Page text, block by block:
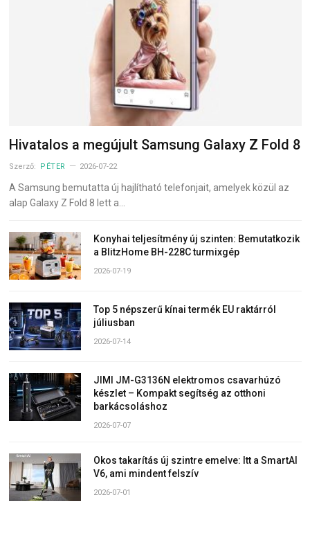
Hivatalos a megújult Samsung Galaxy Z Fold 8
Szerző: PÉTER 2026-07-22
A Samsung bemutatta új hajlítható telefonjait, amelyek közül az
alap Galaxy Z Fold 8 lett a…
Konyhai teljesítmény új szinten: Bemutatkozik
a BlitzHome BH-228C turmixgép
2026-07-19
Top 5 népszerű kínai termék EU raktárról
júliusban
2026-07-14
JIMI JM-G3136N elektromos csavarhúzó
készlet – Kompakt segítség az otthoni
barkácsoláshoz
2026-07-07
Okos takarítás új szintre emelve: Itt a SmartAI
V6, ami mindent felszív
2026-07-01